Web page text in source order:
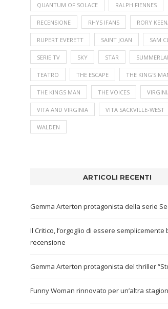
QUANTUM OF SOLACE RALPH FIENNES
RECENSIONE RHYS IFANS RORY
RUPERT EVERETT SAINT JOAN SAM
SERIE TV SKY STAR
TEATRO THE ESCAPE THE KING'S
THE KINGS MAN THE VOICES
VITA AND VIRGINIA VITA SACKVILLE-WEST
WALDEN
ARTICOLI RECENTI
Gemma Arterton protagonista della serie
Il Critico, l’orgoglio di essere semplicemente
recensione
Gemma Arterton protagonista del thriller
Funny Woman rinnovato per un’altra